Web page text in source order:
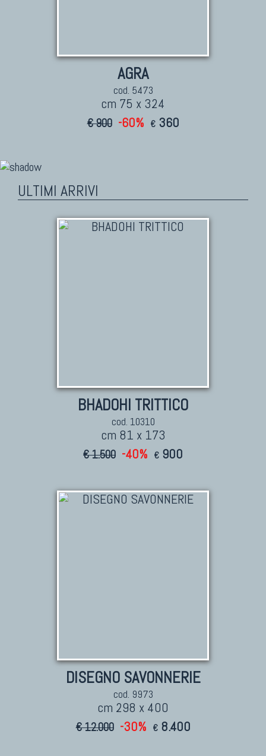
AGRA
cod. 5473
cm 75 x 324
€ 900 -60% € 360
ULTIMI ARRIVI
BHADOHI TRITTICO
cod. 10310
cm 81 x 173
€ 1.500 -40% € 900
DISEGNO SAVONNERIE
cod. 9973
cm 298 x 400
€ 12.000 -30% € 8.400